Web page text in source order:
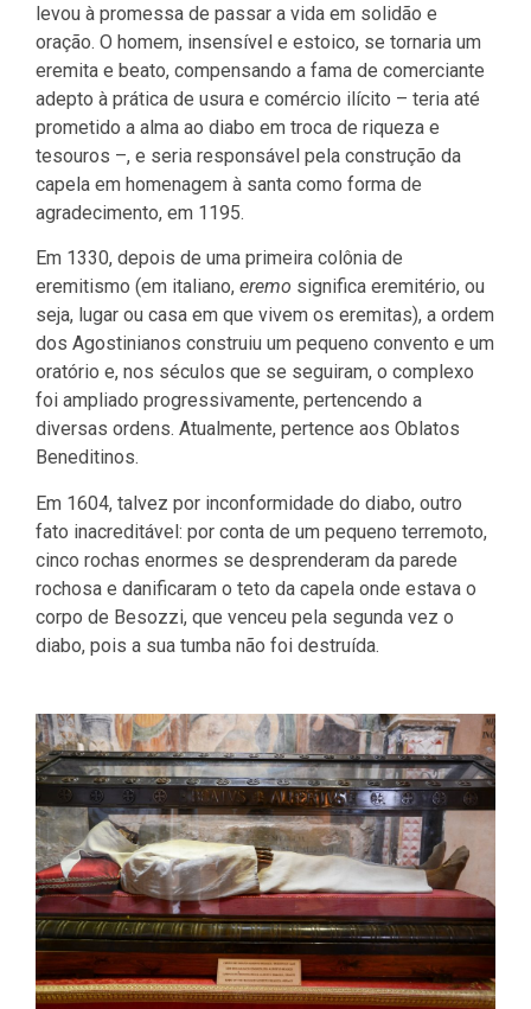
levou à promessa de passar a vida em solidão e
oração. O homem, insensível e estoico, se tornaria um
eremita e beato, compensando a fama de comerciante
adepto à prática de usura e comércio ilícito – teria até
prometido a alma ao diabo em troca de riqueza e
tesouros –, e seria responsável pela construção da
capela em homenagem à santa como forma de
agradecimento, em 1195.
Em 1330, depois de uma primeira colônia de
eremitismo (em italiano, eremo significa eremitério, ou
seja, lugar ou casa em que vivem os eremitas), a ordem
dos Agostinianos construiu um pequeno convento e um
oratório e, nos séculos que se seguiram, o complexo
foi ampliado progressivamente, pertencendo a
diversas ordens. Atualmente, pertence aos Oblatos
Beneditinos.
Em 1604, talvez por inconformidade do diabo, outro
fato inacreditável: por conta de um pequeno terremoto,
cinco rochas enormes se desprenderam da parede
rochosa e danificaram o teto da capela onde estava o
corpo de Besozzi, que venceu pela segunda vez o
diabo, pois a sua tumba não foi destruída.